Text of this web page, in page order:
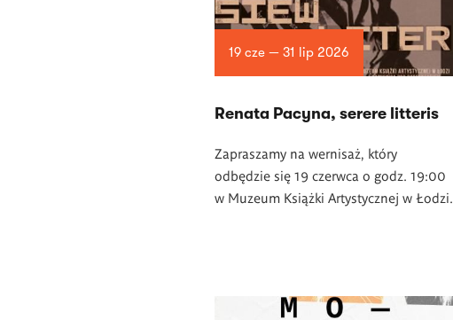
19 cze — 31 lip 2026
Renata Pacyna, serere litteris
Zapraszamy na wernisaż, który
odbędzie się 19 czerwca o godz. 19:00
w Muzeum Książki Artystycznej w Łodzi.